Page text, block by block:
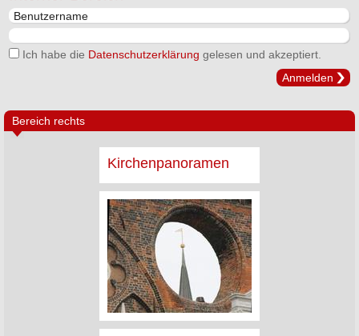
Ich habe die Datenschutzerklärung gelesen und akzeptiert.
Anmelden
Bereich rechts
Kirchenpanoramen